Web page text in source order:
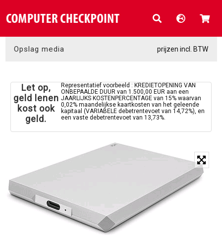
Opslag media prijzen incl. BTW
Let op,
geld lenen
kost ook
geld.
Representatief voorbeeld : KREDIETOPENING VAN
ONBEPAALDE DUUR van 1.500,00 EUR aan een
JAARLIJKS KOSTENPERCENTAGE van 15% waarvan
0,02% maandelijkse kaartkosten van het geleende
kapitaal (VARIABELE debetrentevoet van 14,72%), en
een vaste debetrentevoet van 13,73%.